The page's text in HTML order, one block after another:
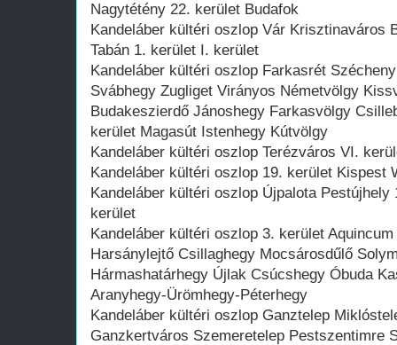
Nagytétény 22. kerület Budafok
Kandeláber kültéri oszlop Vár Krisztinaváros
Tabán 1. kerület I. kerület
Kandeláber kültéri oszlop Farkasrét
Svábhegy Zugliget Virányos Németvölgy
Budakeszierdő Jánoshegy Farkasvölgy
kerület Magasút Istenhegy Kútvölgy
Kandeláber kültéri oszlop Terézváros VI.
Kandeláber kültéri oszlop 19. kerület Kispest
Kandeláber kültéri oszlop Újpalota Pestújhely
kerület
Kandeláber kültéri oszlop 3. kerület
Harsánylejtő Csillaghegy Mocsárosdűlő
Hármashatárhegy Újlak Csúcshegy Óbuda
Aranyhegy-Ürömhegy-Péterhegy
Kandeláber kültéri oszlop Ganztelep
Ganzkertváros Szemeretelep Pestszentimre